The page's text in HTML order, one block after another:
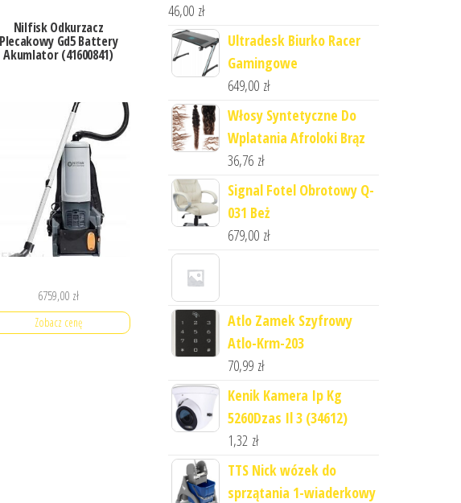
Nilfisk Odkurzacz
Plecakowy Gd5 Battery
Akumlator (41600841)
6759,00 zł
Zobacz cenę
46,00 zł
Ultradesk Biurko Racer
Gamingowe
649,00 zł
Włosy Syntetyczne Do
Wplatania Afroloki Brąz
36,76 zł
Signal Fotel Obrotowy Q-
031 Beż
679,00 zł
Atlo Zamek Szyfrowy
Atlo-Krm-203
70,99 zł
Kenik Kamera Ip Kg
5260Dzas Il 3 (34612)
1,32 zł
TTS Nick wózek do
sprzątania 1-wiaderkowy